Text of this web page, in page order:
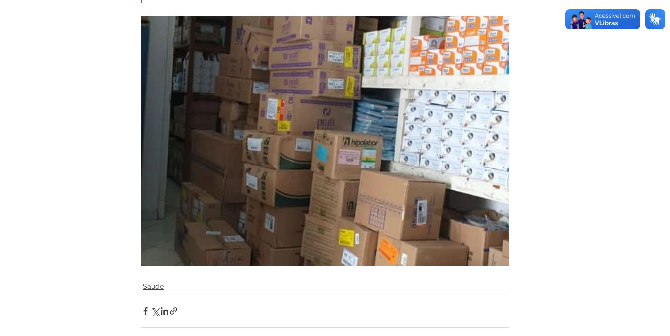
Saúde